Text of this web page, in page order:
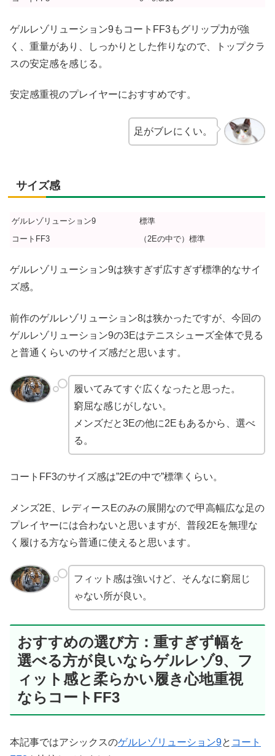
ゲルレゾリューション9もコートFF3もグリップ力が強
く、重量があり、しっかりとした作りなので、トップクラ
スの安定感を感じる。
安定感重視のプレイヤーにおすすめです。
足がブレにくい。
サイズ感
ゲルレゾリューション9
標準
コートFF3
（2Eの中で）標準
ゲルレゾリューション9は狭すぎず広すぎず標準的なサイ
ズ感。
前作のゲルレゾリューション8は狭かったですが、今回の
ゲルレゾリューション9の3Eはテニスシューズ全体で見る
と普通くらいのサイズ感だと思います。
履いてみてすぐ広くなったと思った。
窮屈な感じがしない。
メンズだと3Eの他に2Eもあるから、選べ
る。
コートFF3のサイズ感は”2Eの中で”標準くらい。
メンズ2E、レディースEのみの展開なので甲高幅広な足の
プレイヤーには合わないと思いますが、普段2Eを無理な
く履ける方なら普通に使えると思います。
フィット感は強いけど、そんなに窮屈じ
ゃない所が良い。
おすすめの選び方：重すぎず幅を
選べる方が良いならゲルレゾ9、フ
ィット感と柔らかい履き心地重視
ならコートFF3
本記事ではアシックスのゲルレゾリューション9と コート